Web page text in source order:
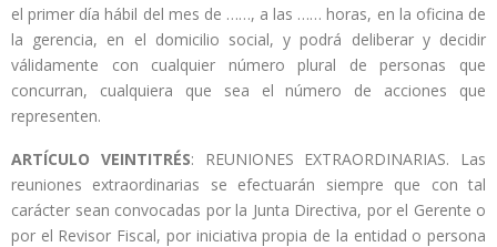
el primer día hábil del mes de ……, a las …… horas, en la oficina de
la gerencia, en el domicilio social, y podrá deliberar y decidir
válidamente con cualquier número plural de personas que
concurran, cualquiera que sea el número de acciones que
representen.
ARTÍCULO VEINTITRÉS: REUNIONES EXTRAORDINARIAS. Las
reuniones extraordinarias se efectuarán siempre que con tal
carácter sean convocadas por la Junta Directiva, por el Gerente o
por el Revisor Fiscal, por iniciativa propia de la entidad o persona